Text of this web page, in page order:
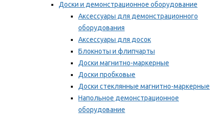
Доски и демонстрационное оборудование
Аксессуары для демонстрационного
оборудования
Аксессуары для досок
Блокноты и флипчарты
Доски магнитно-маркерные
Доски пробковые
Доски стеклянные магнитно-маркерные
Напольное демонстрационное
оборудование